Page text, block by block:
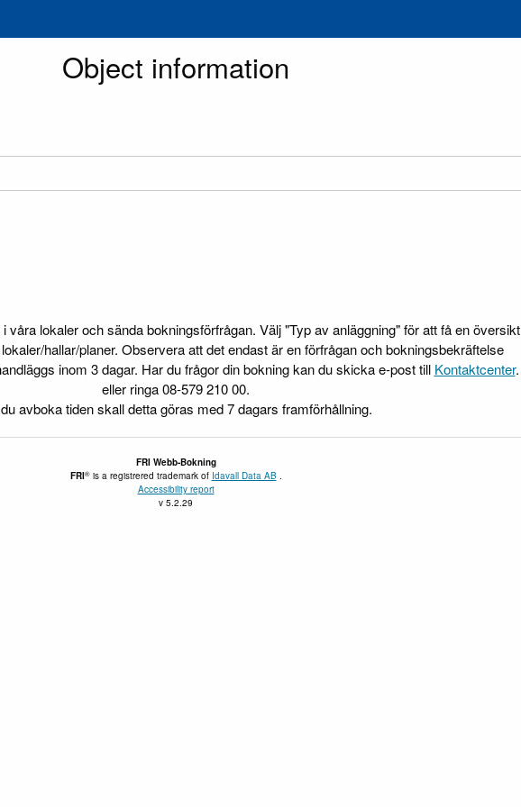
Object information
våra lokaler och sända bokningsförfrågan. Välj "Typ av anläggning" för att få en översikt
hallar/planer. Observera att det endast är en förfrågan och bokningsbekräftelse
inom 3 dagar. Har du frågor din bokning kan du skicka e-post till Kontaktcenter.
eller ringa 08-579 210 00.
avboka tiden skall detta göras med 7 dagars framförhållning.
FRI Webb-Bokning
FRI® is a registrered trademark of Idavall Data AB .
Accessibility report
v 5.2.29